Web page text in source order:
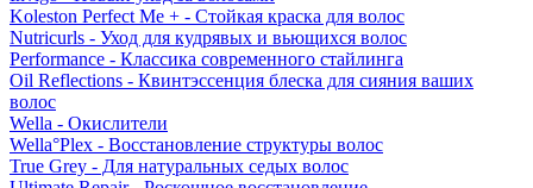
Koleston Perfect Me + - Стойкая краска для волос
Nutricurls - Уход для кудрявых и вьющихся волос
Performance - Классика современного стайлинга
Oil Reflections - Квинтэссенция блеска для сияния ваших
волос
Wella - Окислители
Wella°Plex - Восстановление структуры волос
True Grey - Для натуральных седых волос